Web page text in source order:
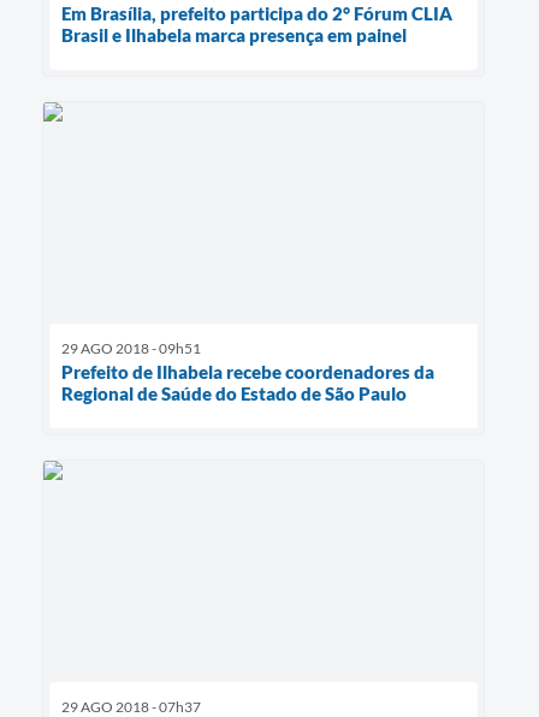
Em Brasília, prefeito participa do 2° Fórum CLIA
Brasil e Ilhabela marca presença em painel
29 AGO 2018 - 09h51
Prefeito de Ilhabela recebe coordenadores da
Regional de Saúde do Estado de São Paulo
29 AGO 2018 - 07h37